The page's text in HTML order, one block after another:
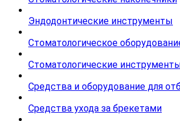
Эндодонтические инструменты
Стоматологическое
Стоматологические
Средства и оборудование для
Средства ухода за брекетами